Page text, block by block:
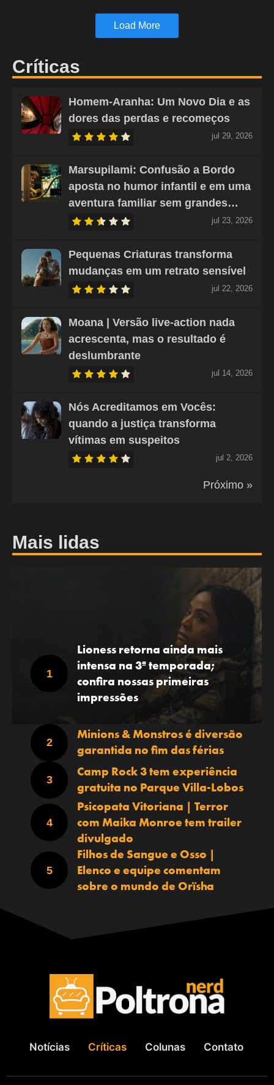
Load More
Críticas
Homem-Aranha: Um Novo Dia e as
dores das perdas e recomeços
jul 29, 2026
Marsupilami: Confusão a Bordo
aposta no humor infantil e em uma
aventura familiar sem grandes…
jul 23, 2026
Pequenas Criaturas transforma
mudanças em um retrato sensível
jul 22, 2026
Moana | Versão live-action nada
acrescenta, mas o resultado é
deslumbrante
jul 14, 2026
Nós Acreditamos em Vocês:
quando a justiça transforma
vítimas em suspeitos
jul 2, 2026
Próximo »
Mais lidas
Lioness retorna ainda mais
intensa na 3ª temporada;
confira nossas primeiras
impressões
Minions & Monstros é diversão
garantida no fim das férias
Camp Rock 3 tem experiência
gratuita no Parque Villa-Lobos
Psicopata Vitoriana | Terror
com Maika Monroe tem trailer
divulgado
Filhos de Sangue e Osso |
Elenco e equipe comentam
sobre o mundo de Orïsha
Notícias Críticas Colunas Contato